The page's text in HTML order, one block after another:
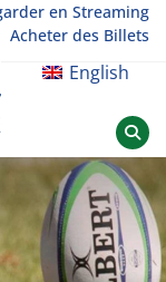
en Streaming
Acheter des Billets
English